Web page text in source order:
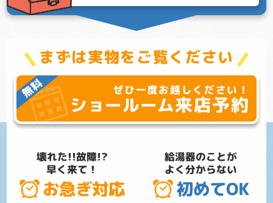
まずは実物をご覧ください
壊れた!!故障!?
早く来て！
お急ぎ対応
給湯器のことが
よく分からない
初めてOK
ぜひ一度お越しください！
ショールーム来店予約